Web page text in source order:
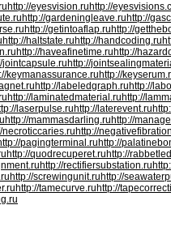
http://eyesvision.ruhttp://
http://gardeningleave.ruhttp://
http://getintoaflap.ruhttp://
http://haltstate.ruhttp://handcoding.ru
http://haveafinetime.ruhttp://
jointcapsule.ruhttp://
keymanassurance.ruhttp://
http://labeledgraph.ruhttp://
http://laminatedmaterial.ruhttp://
laserpulse.ruhttp://laterevent.ru
http://mammasdarling.ruhttp://
necroticcaries.ruhttp://
pagingterminal.ruhttp://
http://quodrecuperet.ruhttp://
http://rectifiersubstation.ru
http://screwingunit.ruhttp://
http://tamecurve.ruhttp://